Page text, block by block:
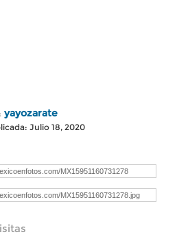
yayozarate
Julio 18, 2020